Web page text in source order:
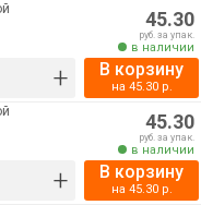
+
45.30
руб. за упак.
в наличии
В корзину
на 45.30р.
+
45.30
руб. за упак.
в наличии
В корзину
на 45.30р.